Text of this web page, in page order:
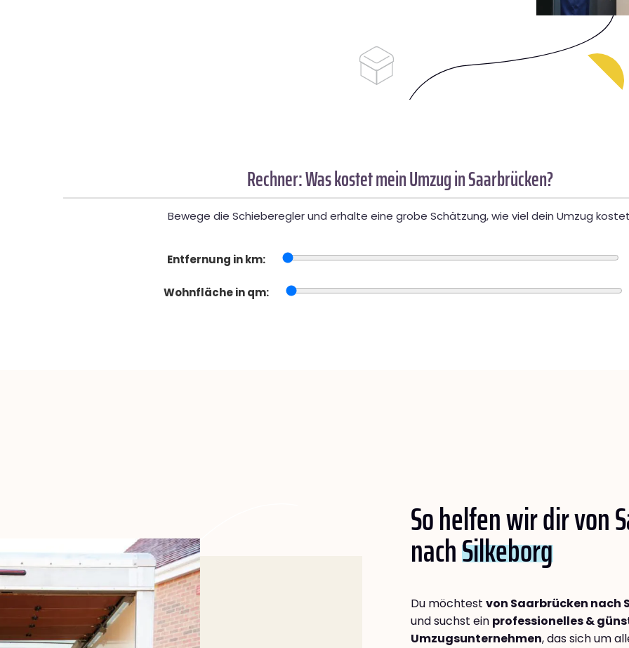
Rechner: Was kostet mein Umzug in Saarbrücken?
Bewege die Schieberegler und erhalte eine grobe Schätzung, wie viel dein Umzug
Entfernung in km:
Wohnfläche in qm:
So helfen wir dir von
nachSilkeborg
Du möchtest von Saarbrücken nach
und suchst ein professionelles &
Umzugsunternehmen, das sich um